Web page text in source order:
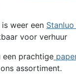
weer een
voor verhuur
prachtige
assortiment.